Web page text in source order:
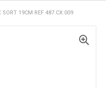
SORT 19CM REF 487 CX:009